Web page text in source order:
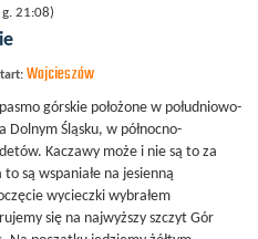
21:08)
Wojcieszów
górskie położone w południowo-
Dolnym Śląsku, w północno-
Kaczawy może i nie są to za
są wspaniałe na jesienną
wycieczki wybrałem
się na najwyższy szczyt Gór